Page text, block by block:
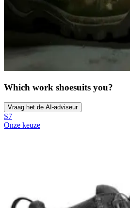
Which work shoesuits you?
Vraag het de AI-adviseur
S7
Onze keuze